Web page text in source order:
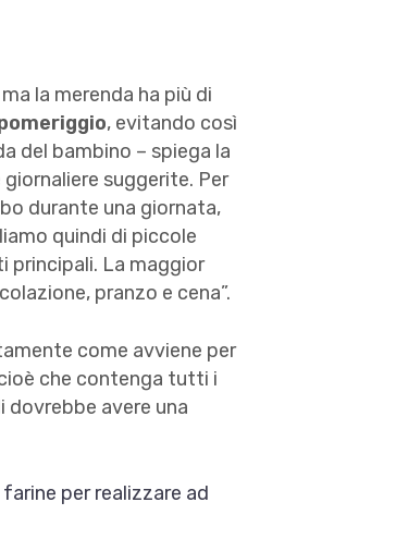
la merenda ha più di
, evitando così
del bambino – spiega la
suggerite. Per
durante una giornata,
quindi di piccole
principali. La maggior
pranzo e cena”.
come avviene per
che contenga tutti i
dovrebbe avere una
per realizzare ad